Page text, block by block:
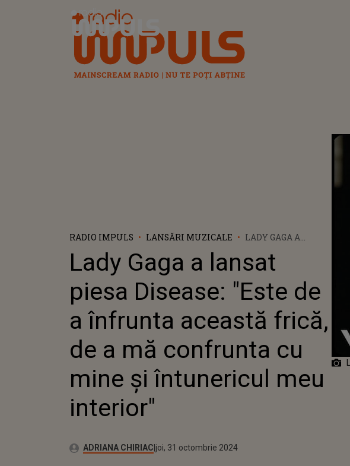
Radio Impuls
RADIO IMPULS LANSĂRI MUZICALE
LADY GAGA A
DISEASE: "ESTE DE A
ÎNFRUNTA
ACEASTĂ FRICĂ, DE
A MĂ CONFRUNTA
CU MINE ȘI
ÎNTUNERICUL MEU
INTERIOR"
Lady Gaga a lansat
piesa Disease: "Este de
a înfrunta această frică,
de a mă confrunta cu
mine și întunericul meu
interior"
Autor:ADRIANA CHIRIAC Publicat:
joi, 31 octombrie 2024